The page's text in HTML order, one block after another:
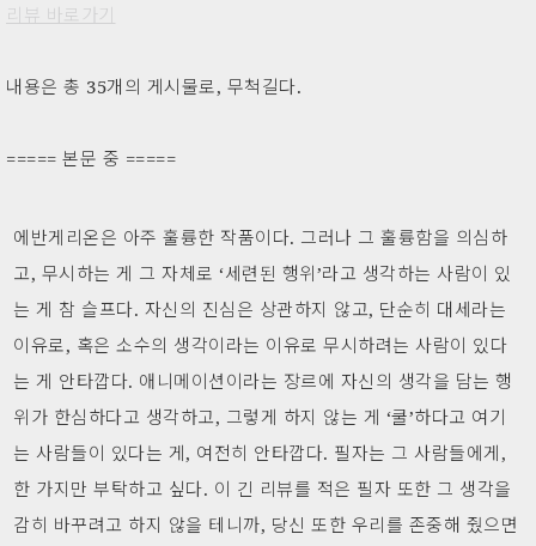
리뷰 바로가기
내용은 총 35개의 게시물로, 무척길다.
===== 본문 중 =====
에반게리온은 아주 훌륭한 작품이다. 그러나 그 훌륭함을 의심하
고, 무시하는 게 그 자체로 ‘세련된 행위’라고 생각하는 사람이 있
는 게 참 슬프다. 자신의 진심은 상관하지 않고, 단순히 대세라는
이유로, 혹은 소수의 생각이라는 이유로 무시하려는 사람이 있다
는 게 안타깝다. 애니메이션이라는 장르에 자신의 생각을 담는 행
위가 한심하다고 생각하고, 그렇게 하지 않는 게 ‘쿨’하다고 여기
는 사람들이 있다는 게, 여전히 안타깝다. 필자는 그 사람들에게,
한 가지만 부탁하고 싶다. 이 긴 리뷰를 적은 필자 또한 그 생각을
감히 바꾸려고 하지 않을 테니까, 당신 또한 우리를 존중해 줬으면